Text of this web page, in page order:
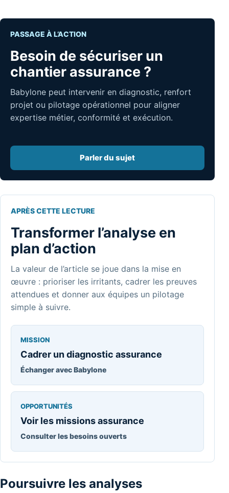
PASSAGE À L’ACTION
Besoin de sécuriser un
chantier assurance ?
Babylone peut intervenir en diagnostic, renfort
projet ou pilotage opérationnel pour aligner
expertise métier, conformité et exécution.
Parler du sujet
APRÈS CETTE LECTURE
Transformer l’analyse en
plan d’action
La valeur de l’article se joue dans la mise en
œuvre : prioriser les irritants, cadrer les preuves
attendues et donner aux équipes un pilotage
simple à suivre.
MISSION
Cadrer un diagnostic assurance
Échanger avec Babylone
OPPORTUNITÉS
Voir les missions assurance
Consulter les besoins ouverts
Poursuivre les analyses